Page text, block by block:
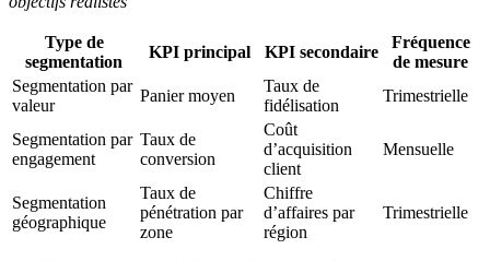
Type de
segmentation
KPI principal KPI secondaire
Fréquence
de mesure
Segmentation par
valeur
Panier moyen
Taux de
fidélisation
Trimestrielle
Segmentation par
engagement
Taux de
conversion
Coût
d’acquisition
client
Mensuelle
Segmentation
géographique
Taux de
pénétration par
zone
Chiffre
d’affaires par
région
Trimestrielle